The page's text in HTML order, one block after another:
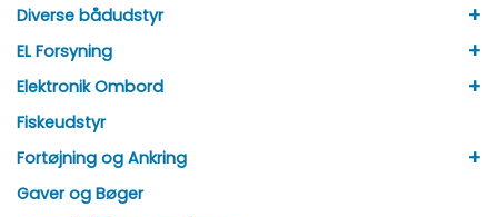
Diverse bådudstyr +
EL Forsyning +
Elektronik Ombord +
Fiskeudstyr
Fortøjning og Ankring
+
Gaver og Bøger